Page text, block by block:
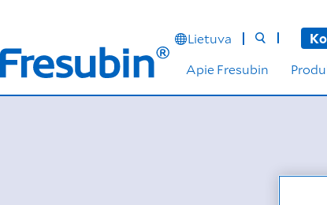
Lietuva
Apie Fresubin